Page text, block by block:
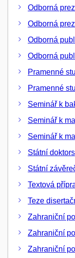
Odborná
Odborná
Odborná
Odborná
Pramenné
Pramenné
Seminář k
Seminář k
Seminář k
Státní
Státní
Textová
Teze
Zahraniční
Zahraniční
Zahraniční